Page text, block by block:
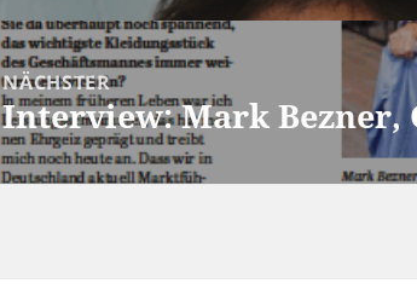
NÄCHSTER
Nächster
Beitrag:
Interview: Mark